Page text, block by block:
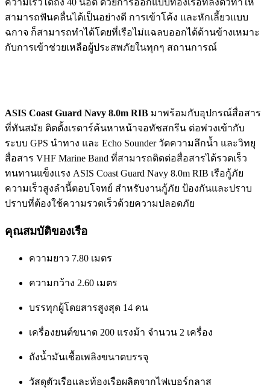
ความเร็วได้ถึง 40 นอต ด้วยการออกแบบท้องเรือที่ลงตัวทำให้
สามารถฟันคลื่นได้เป็นอย่างดี การเข้าโค้ง และหักเลี้ยวแบบ
ฉกาจ ก็สามารถทำได้โดยที่เรือไม่แฉลบออกได้ด้านข้างเหมาะ
กับการเข้าช่วยเหลือผู้ประสพภัยในทุกๆ สถานการณ์
ASIS Coast Guard Navy 8.0m RIB มาพร้อมกับอุปกรณ์สื่อสาร
ที่ทันสมัย ติดตั้งเรดาร์ค้นหาหน้าจอทัชสกรีน ต่อพ่วงเข้ากับ
ระบบ GPS นำทาง และ Echo Sounder วัดความลึกน้ำ และวิทยุ
สื่อสาร VHF Marine Band ที่สามารถติดต่อสื่อสารได้รวดเร็ว
ทนทานแข็งแรง ASIS Coast Guard Navy 8.0m RIB เรือกู้ภัย
ความเร็วสูงลำนี้ตอบโจทย์ สำหรับงานกู้ภัย ป้องกันและปราบ
ปราบที่ต้องใช้ความรวดเร็วด้วยความปลอดภัย
คุณสมบัติของเรือ
ความยาว 7.80 เมตร
ความกว้าง 2.60 เมตร
บรรทุกผู้โดยสารสูงสุด 14 คน
เครื่องยนต์ขนาด 200 แรงม้า จำนวน 2 เครื่อง
ถังน้ำมันเชื้อเพลิงขนาดบรรจุ
วัสดุตัวเรือและท้องเรือผลิตจากไฟเบอร์กลาส